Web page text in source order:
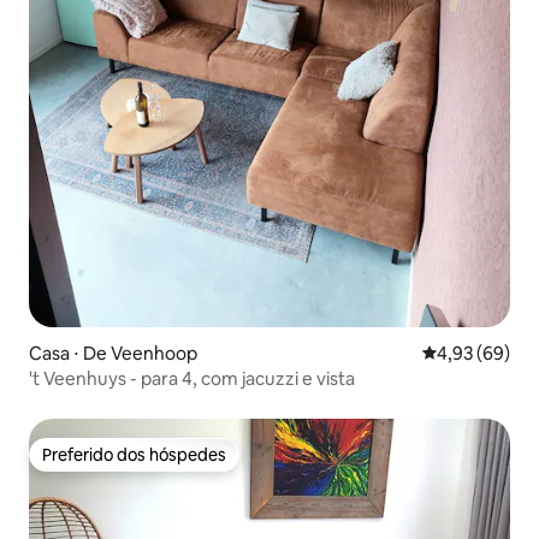
Casa ⋅ De Veenhoop 4,93 de uma
4,93 (69)
't Veenhuys - para 4, com jacuzzi e vista
Preferido dos hóspedes
Preferido dos hóspedes